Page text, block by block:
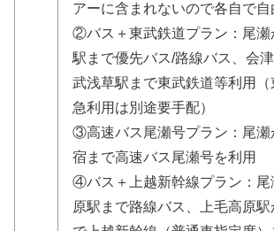
アーに含まれないので各自で自
②バス＋東武鉄道プラン：尾瀬
駅まで優先バス/路線バス、会
武浅草駅まで東武鉄道等利用
急利用は別途要手配）
③高速バス尾瀬号プラン：尾瀬
宿まで高速バス尾瀬号を利用
④バス＋上越新幹線プラン：尾
原駅まで路線バス、上毛高原駅